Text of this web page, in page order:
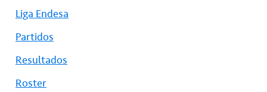
Liga Endesa
Partidos
Resultados
Roster